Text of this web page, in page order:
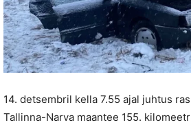
14. detsembril kella 7.55 ajal juhtus
Tallinna-Narva maantee 155.